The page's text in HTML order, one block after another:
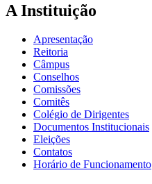
A Instituição
Apresentação
Reitoria
Câmpus
Conselhos
Comissões
Comitês
Colégio de Dirigentes
Documentos Institucionais
Eleições
Contatos
Horário de Funcionamento